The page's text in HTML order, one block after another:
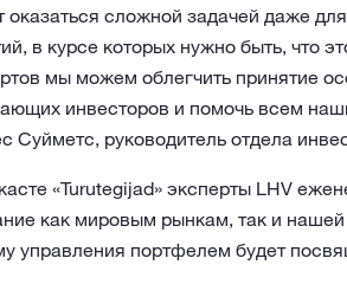
оказаться сложной задачей даже
в курсе которых нужно быть, что
мы можем облегчить принятие
инвесторов и помочь всем
Суйметс, руководитель отдела
«Turutegijad» эксперты LHV
как мировым рынкам, так и
управления портфелем будет